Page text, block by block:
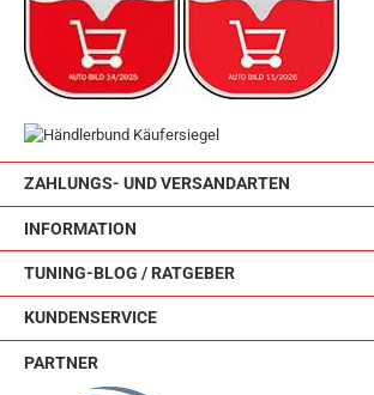
ZAHLUNGS- UND VERSANDARTEN
INFORMATION
TUNING-BLOG / RATGEBER
KUNDENSERVICE
PARTNER